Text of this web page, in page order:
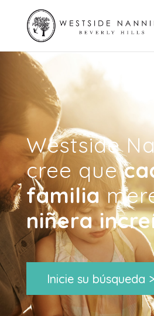
Westside
cree que
familia
niñera
Inicie su búsqueda >